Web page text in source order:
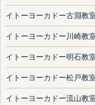
イトーヨーカドー古淵教
イトーヨーカドー川崎教
イトーヨーカドー明石教
イトーヨーカドー松戸教
イトーヨーカドー流山教